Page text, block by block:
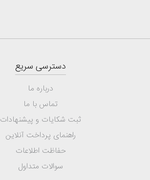
دسترسی سریع
درباره ما
تماس با ما
ثبت شکایات و پیشنهادات
راهنمای پرداخت آنلاین
حفاظت اطلاعات
سوالات متداول